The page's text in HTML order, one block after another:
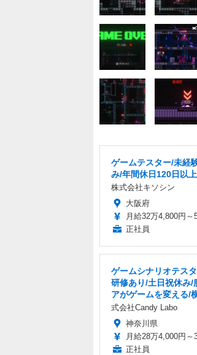
ゲームテスター/未経
み/年間休日120日以上
株式会社キソシン
大阪府
月給32万4,800円～
正社員
ゲームシナリオテス
研修あり/土日祝休み/
アがゲームを変える/
式会社Candy Labo
神奈川県
月給28万4,000円～
正社員